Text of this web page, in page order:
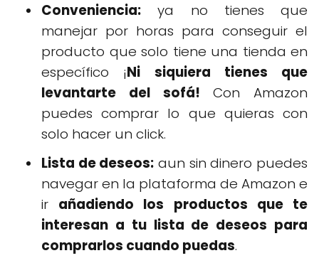
Conveniencia: ya no tienes que
manejar por horas para conseguir el
producto que solo tiene una tienda en
específico ¡Ni siquiera tienes que
levantarte del sofá! Con Amazon
puedes comprar lo que quieras con
solo hacer un click.
Lista de deseos: aun sin dinero puedes
navegar en la plataforma de Amazon e
ir añadiendo los productos que te
interesan a tu lista de deseos para
comprarlos cuando puedas.